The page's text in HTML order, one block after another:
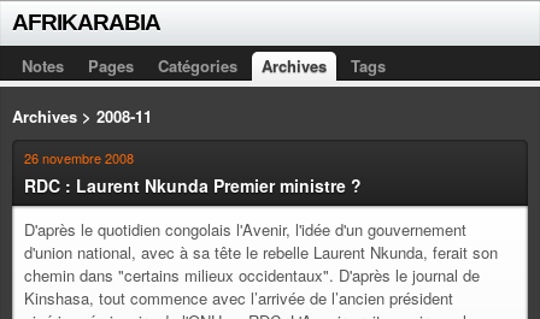
AFRIKARABIA
Notes Pages Catégories Archives Tags
Archives > 2008-11
26 novembre 2008
RDC : Laurent Nkunda Premier ministre ?
D'après le quotidien congolais l'Avenir, l'idée d'un gouvernement
d'union national, avec à sa tête le rebelle Laurent Nkunda, ferait son
chemin dans "certains milieux occidentaux". D'après le journal de
Kinshasa, tout commence avec l’arrivée de l’ancien président